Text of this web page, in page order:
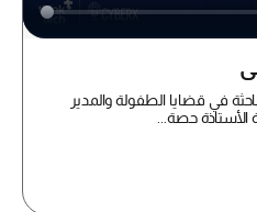
في قضايا الطفولة والمدير
حصة...